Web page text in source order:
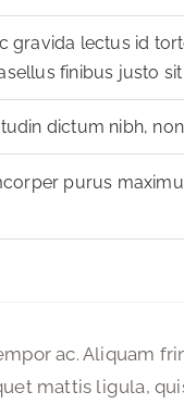
gravida lectus id
finibus justo
dictum nibh,
purus
ac. Aliquam
mattis ligula,